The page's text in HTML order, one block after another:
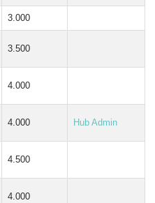
3.000
3.500
4.000
4.000 Hub Admin
4.500
4.000